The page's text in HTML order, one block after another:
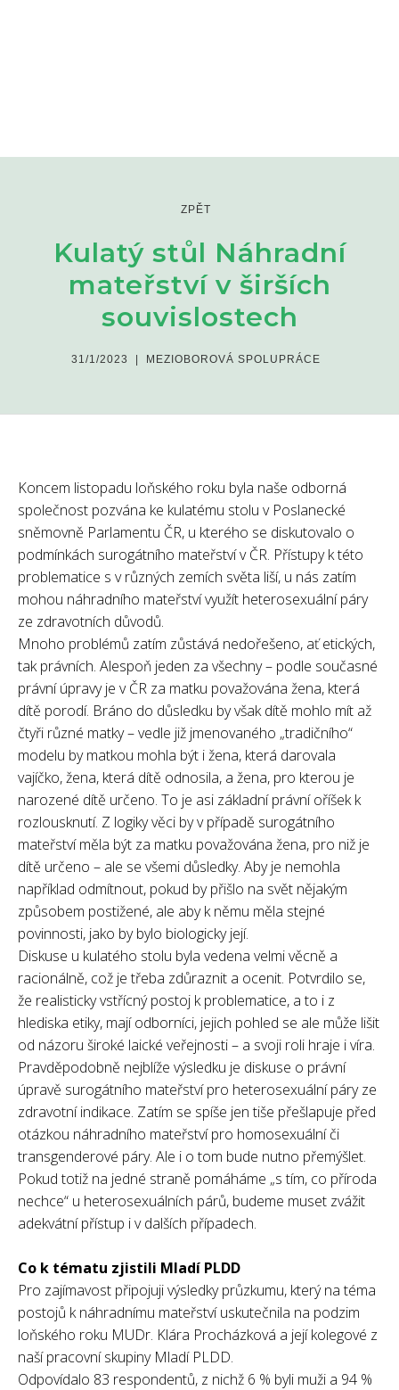
ZPĚT
Kulatý stůl Náhradní
mateřství v širších
souvislostech
31/1/2023 | MEZIOBOROVÁ SPOLUPRÁCE
Koncem listopadu loňského roku byla naše odborná
společnost pozvána ke kulatému stolu v Poslanecké
sněmovně Parlamentu ČR, u kterého se diskutovalo o
podmínkách surogátního mateřství v ČR. Přístupy k této
problematice s v různých zemích světa liší, u nás zatím
mohou náhradního mateřství využít heterosexuální páry
ze zdravotních důvodů.
Mnoho problémů zatím zůstává nedořešeno, ať etických,
tak právních. Alespoň jeden za všechny – podle současné
právní úpravy je v ČR za matku považována žena, která
dítě porodí. Bráno do důsledku by však dítě mohlo mít až
čtyři různé matky – vedle již jmenovaného „tradičního“
modelu by matkou mohla být i žena, která darovala
vajíčko, žena, která dítě odnosila, a žena, pro kterou je
narozené dítě určeno. To je asi základní právní oříšek k
rozlousknutí. Z logiky věci by v případě surogátního
mateřství měla být za matku považována žena, pro niž je
dítě určeno – ale se všemi důsledky. Aby je nemohla
například odmítnout, pokud by přišlo na svět nějakým
způsobem postižené, ale aby k němu měla stejné
povinnosti, jako by bylo biologicky její.
Diskuse u kulatého stolu byla vedena velmi věcně a
racionálně, což je třeba zdůraznit a ocenit. Potvrdilo se,
že realisticky vstřícný postoj k problematice, a to i z
hlediska etiky, mají odborníci, jejich pohled se ale může lišit
od názoru široké laické veřejnosti – a svoji roli hraje i víra.
Pravděpodobně nejblíže výsledku je diskuse o právní
úpravě surogátního mateřství pro heterosexuální páry ze
zdravotní indikace. Zatím se spíše jen tiše přešlapuje před
otázkou náhradního mateřství pro homosexuální či
transgenderové páry. Ale i o tom bude nutno přemýšlet.
Pokud totiž na jedné straně pomáháme „s tím, co příroda
nechce“ u heterosexuálních párů, budeme muset zvážit
adekvátní přístup i v dalších případech.
Co k tématu zjistili Mladí PLDD
Pro zajímavost připojuji výsledky průzkumu, který na téma
postojů k náhradnímu mateřství uskutečnila na podzim
loňského roku MUDr. Klára Procházková a její kolegové z
naší pracovní skupiny Mladí PLDD.
Odpovídalo 83 respondentů, z nichž 6 % byli muži a 94 %